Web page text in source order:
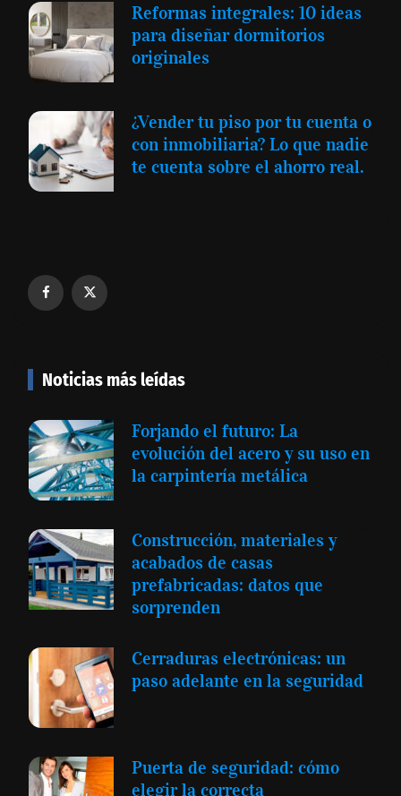
Reformas integrales: 10 ideas
para diseñar dormitorios
originales
¿Vender tu piso por tu cuenta o
con inmobiliaria? Lo que nadie
te cuenta sobre el ahorro real.
Noticias más leídas
Forjando el futuro: La
evolución del acero y su uso en
la carpintería metálica
Construcción, materiales y
acabados de casas
prefabricadas: datos que
sorprenden
Cerraduras electrónicas: un
paso adelante en la seguridad
Puerta de seguridad: cómo
elegir la correcta